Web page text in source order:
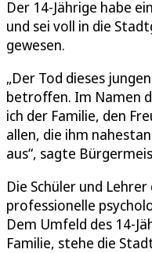
Der 14-Jährige habe
und sei voll in die
gewesen.
„Der Tod dieses
betroffen. Im Namen
ich der Familie, den
allen, die ihm
aus“, sagte
Die Schüler und
professionelle
Dem Umfeld des 14-
Familie, stehe die